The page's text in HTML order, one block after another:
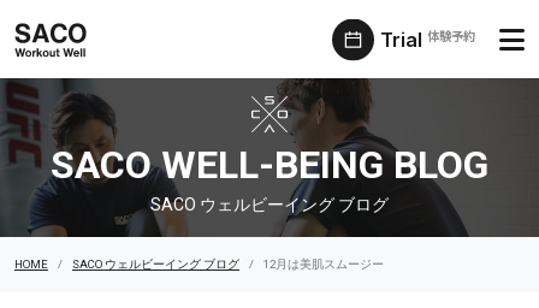
Trial 体験予約
SACO ウェルビーイング ブログ
SACO WELL-BEING BLOG
SACO ウェルビーイング ブログ
HOME SACO ウェルビーイング ブログ 12月は美肌スムージー